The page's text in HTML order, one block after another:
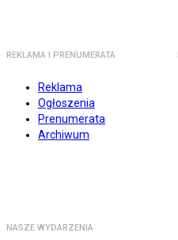
REKLAMA I PRENUMERATA
Reklama
Ogłoszenia
Prenumerata
Archiwum
NASZE WYDARZENIA